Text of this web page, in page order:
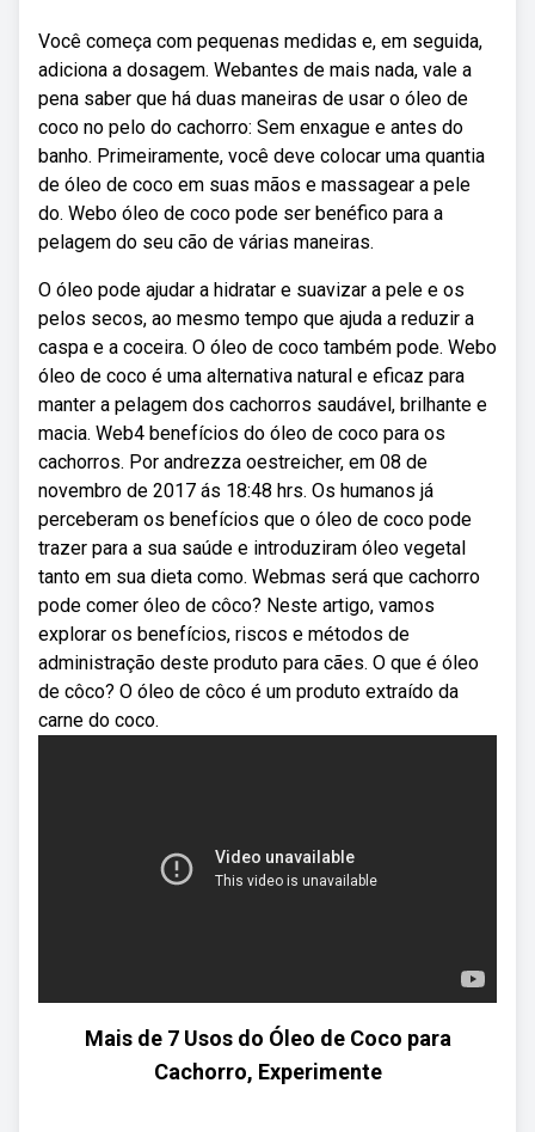
Você começa com pequenas medidas e, em seguida,
adiciona a dosagem. Webantes de mais nada, vale a
pena saber que há duas maneiras de usar o óleo de
coco no pelo do cachorro: Sem enxague e antes do
banho. Primeiramente, você deve colocar uma quantia
de óleo de coco em suas mãos e massagear a pele
do. Webo óleo de coco pode ser benéfico para a
pelagem do seu cão de várias maneiras.
O óleo pode ajudar a hidratar e suavizar a pele e os
pelos secos, ao mesmo tempo que ajuda a reduzir a
caspa e a coceira. O óleo de coco também pode. Webo
óleo de coco é uma alternativa natural e eficaz para
manter a pelagem dos cachorros saudável, brilhante e
macia. Web4 benefícios do óleo de coco para os
cachorros. Por andrezza oestreicher, em 08 de
novembro de 2017 ás 18:48 hrs. Os humanos já
perceberam os benefícios que o óleo de coco pode
trazer para a sua saúde e introduziram óleo vegetal
tanto em sua dieta como. Webmas será que cachorro
pode comer óleo de côco? Neste artigo, vamos
explorar os benefícios, riscos e métodos de
administração deste produto para cães. O que é óleo
de côco? O óleo de côco é um produto extraído da
carne do coco.
Mais de 7 Usos do Óleo de Coco para
Cachorro, Experimente